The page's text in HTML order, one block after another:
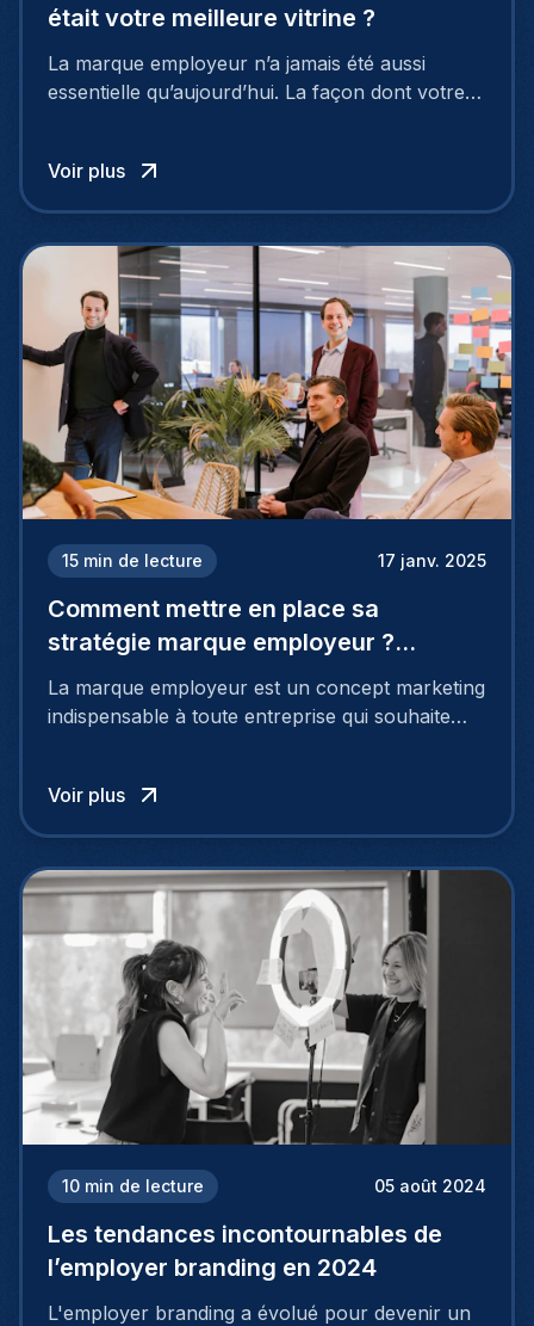
était votre meilleure vitrine ?
La marque employeur n’a jamais été aussi
essentielle qu’aujourd’hui. La façon dont votre
à perdre les meilleurs profils.
Voir plus
15 min de lecture 17 janv. 2025
Comment mettre en place sa
stratégie marque employeur ?
Découvrez les 7 étapes
La marque employeur est un concept marketing
indispensable à toute entreprise qui souhaite
employeur solide et positive sont évidentes, ce
travail, pour qu’il soit réussi, ne peut se faire en
mettre en œuvre un certain nombre d’actions.
Voir plus
10 min de lecture 05 août 2024
Les tendances incontournables de
l’employer branding en 2024
L'employer branding a évolué pour devenir un